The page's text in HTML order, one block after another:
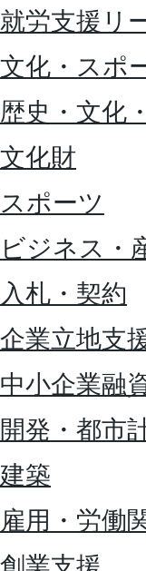
就労支援リ
文化・スポ
歴史・文化
文化財
スポーツ
ビジネス・
入札・契約
企業立地支
中小企業融
開発・都市
建築
雇用・労働